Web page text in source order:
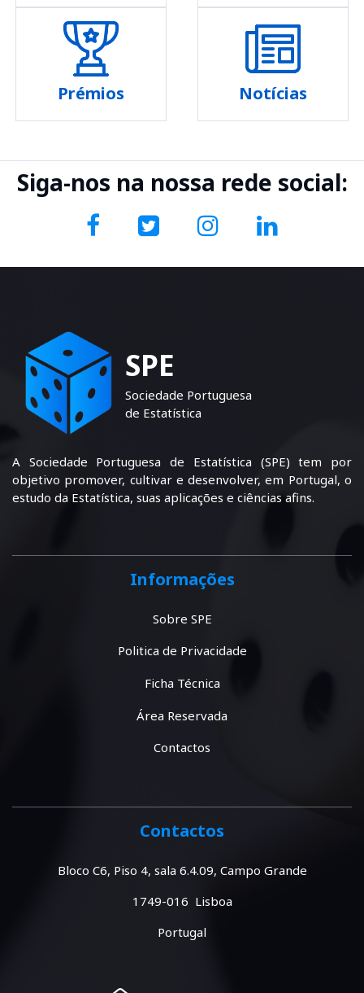
Prémios Notícias
Siga-nos na nossa rede social:
SPE
Sociedade Portuguesa
de Estatística
A Sociedade Portuguesa de Estatística (SPE) tem por
objetivo promover, cultivar e desenvolver, em Portugal, o
estudo da Estatística, suas aplicações e ciências afins.
Informações
Sobre SPE
Politica de Privacidade
Ficha Técnica
Área Reservada
Contactos
Contactos
Bloco C6, Piso 4, sala 6.4.09, Campo Grande
1749-016 Lisboa
Portugal